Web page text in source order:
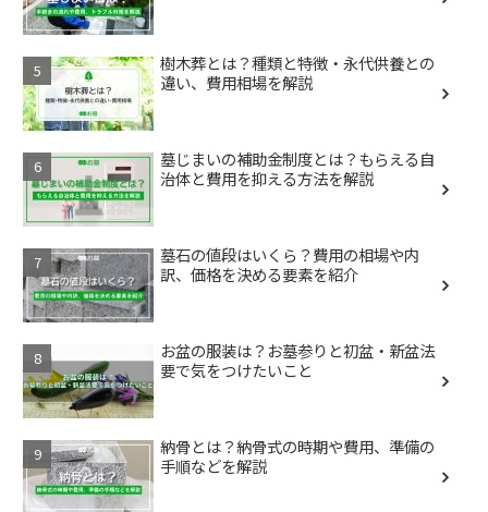
樹木葬とは？種類と特徴・永代供養との
違い、費用相場を解説
墓じまいの補助金制度とは？もらえる自
治体と費用を抑える方法を解説
墓石の値段はいくら？費用の相場や内
訳、価格を決める要素を紹介
お盆の服装は？お墓参りと初盆・新盆法
要で気をつけたいこと
納骨とは？納骨式の時期や費用、準備の
手順などを解説